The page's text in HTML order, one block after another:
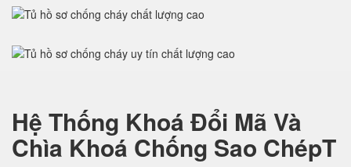
Hệ Thống Khoá Đổi Mã Và
Chìa Khoá Chống Sao ChépT